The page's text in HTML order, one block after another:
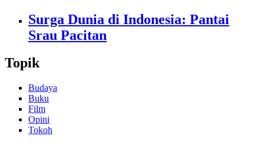
Surga Dunia di Indonesia: Pantai
Srau Pacitan
Topik
Budaya
Buku
Film
Opini
Tokoh